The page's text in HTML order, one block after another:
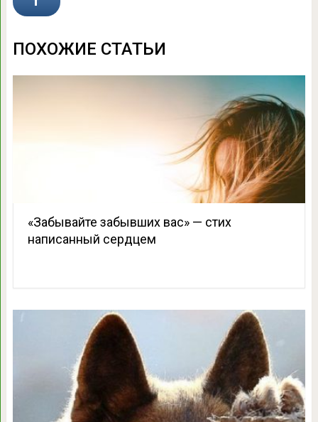
ПОХОЖИЕ СТАТЬИ
«Забывайте забывших вас» — стих
написанный сердцем